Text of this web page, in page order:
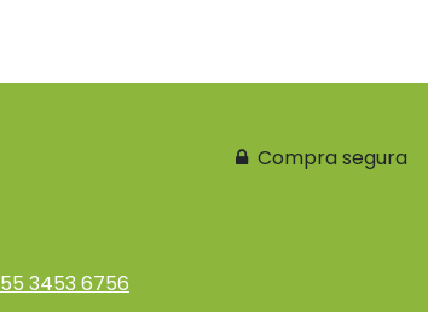
Compra segura
55 3453 6756